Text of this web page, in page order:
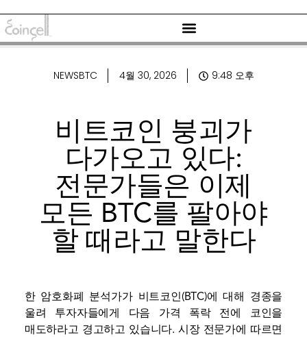
NEWSBTC 4월 30, 2026 9:48 오후
비트코인 붕괴가
다가오고 있다:
전문가들은 이제
모든 BTC를 팔아야
할 때라고 말한다
한 암호화폐 분석가가 비트코인(BTC)에 대해 경종을
울려 투자자들에게 다음 가격 폭락 전에 코인을
매도하라고 경고하고 있습니다. 시장 전문가에 따르면